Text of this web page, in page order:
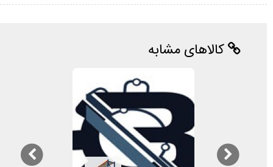
کالاهای مشابه